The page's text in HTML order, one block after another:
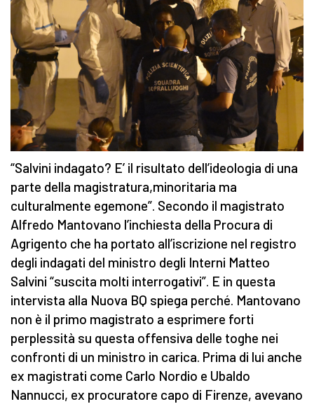
“Salvini indagato? E’ il risultato dell’ideologia di una
parte della magistratura,minoritaria ma
culturalmente egemone”. Secondo il magistrato
Alfredo Mantovano l’inchiesta della Procura di
Agrigento che ha portato all’iscrizione nel registro
degli indagati del ministro degli Interni Matteo
Salvini “suscita molti interrogativi”. E in questa
intervista alla Nuova BQ spiega perché. Mantovano
non è il primo magistrato a esprimere forti
perplessità su questa offensiva delle toghe nei
confronti di un ministro in carica. Prima di lui anche
ex magistrati come Carlo Nordio e Ubaldo
Nannucci, ex procuratore capo di Firenze, avevano